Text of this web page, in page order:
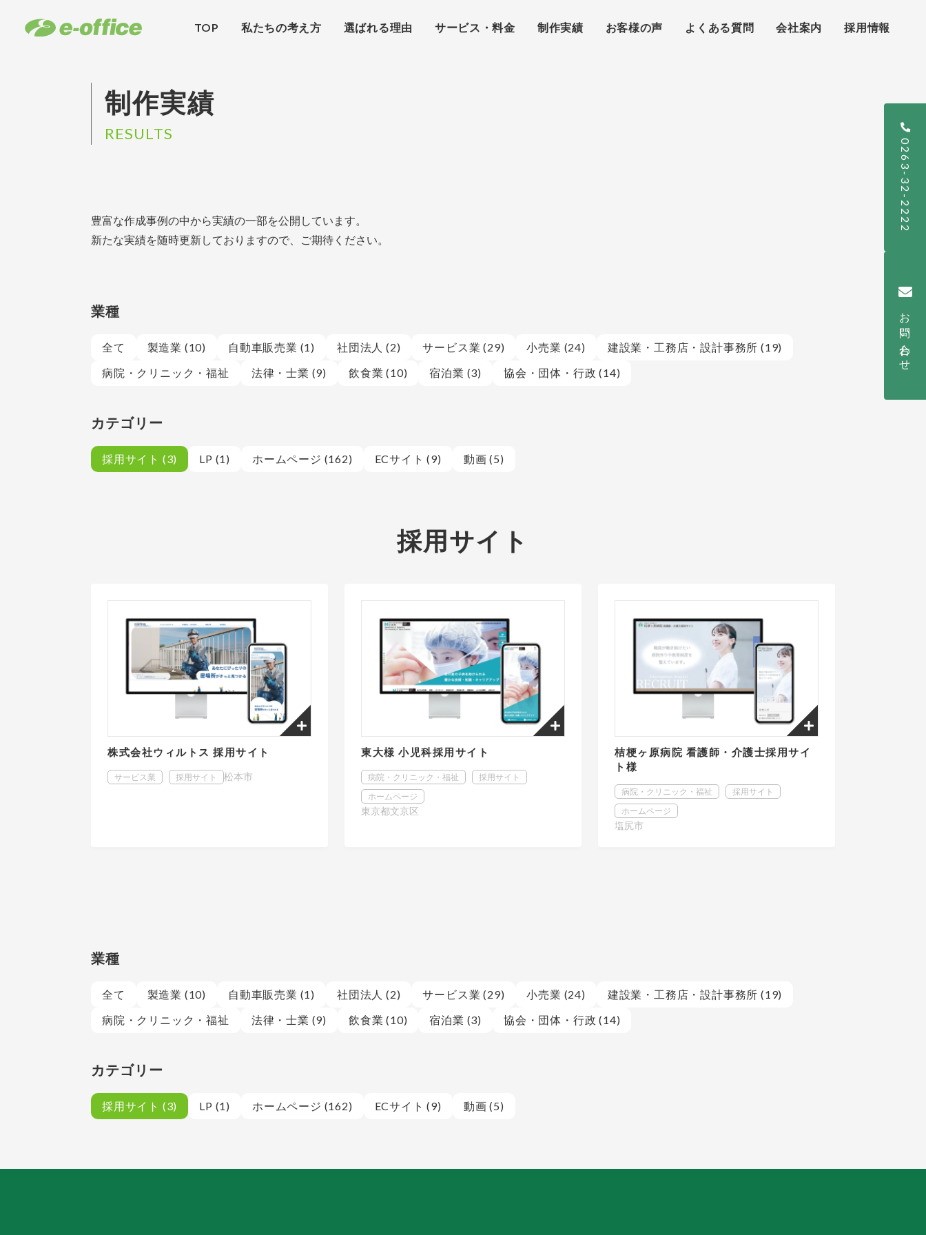
TOP 私たちの考え方 選ばれる理由 サービス・料金 制作実績 お客様の声 よくある質問 会社案内 採用情報
制作実績
RESULTS
豊富な作成事例の中から実績の一部を公開しています。
新たな実績を随時更新しておりますので、ご期待ください。
業種
全て 製造業 (10) 自動車販売業 (1) 社団法人 (2) サービス業 (29) 小売業 (24)
建設業・工務店・設計事務所 (19)
病院・クリニック・福祉
法律・士業 (9) 飲食業 (10) 宿泊業 (3) 協会・団体・行政 (14)
カテゴリー
採用サイト (3) LP (1) ホームページ (162) ECサイト (9) 動画 (5)
採用サイト
株式会社ウィルトス 採用サイト
サービス業 採用サイト 松本市
東大様 小児科採用サイト
病院・クリニック・福祉
採用サイト
ホームページ
東京都文京区
桔梗ヶ原病院 看護師・介護士採用サイ
ト様
病院・クリニック・福祉
採用サイト
ホームページ
塩尻市
業種
全て 製造業 (10) 自動車販売業 (1) 社団法人 (2) サービス業 (29) 小売業 (24)
建設業・工務店・設計事務所 (19)
病院・クリニック・福祉
法律・士業 (9) 飲食業 (10) 宿泊業 (3) 協会・団体・行政 (14)
カテゴリー
採用サイト (3) LP (1) ホームページ (162) ECサイト (9) 動画 (5)
0263-32-2222
お問い合わせ